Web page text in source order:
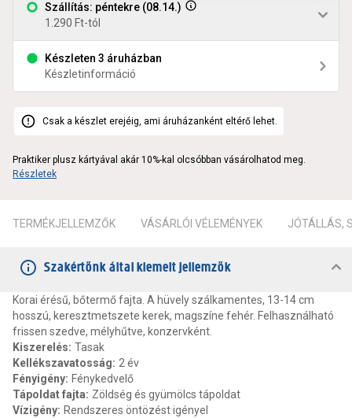
Szállítás: péntekre (08.14.)
1.290 Ft-tól
Készleten 3 áruházban
Készletinformáció
Csak a készlet erejéig, ami áruházanként eltérő lehet.
Praktiker plusz kártyával akár 10%-kal olcsóbban vásárolhatod meg.
Részletek
TERMÉKJELLEMZŐK VÁSÁRLÓI VÉLEMÉNYEK JÓTÁLLÁS,
Szakértőnk által kiemelt jellemzők
Korai érésű, bőtermő fajta. A hüvely szálkamentes, 13-14 cm
hosszú, keresztmetszete kerek, magszíne fehér. Felhasználható
frissen szedve, mélyhűtve, konzervként.
Kiszerelés: Tasak
Kellékszavatosság: 2 év
Fényigény: Fénykedvelő
Tápoldat fajta: Zöldség és gyümölcs tápoldat
Vízigény: Rendszeres öntözést igényel